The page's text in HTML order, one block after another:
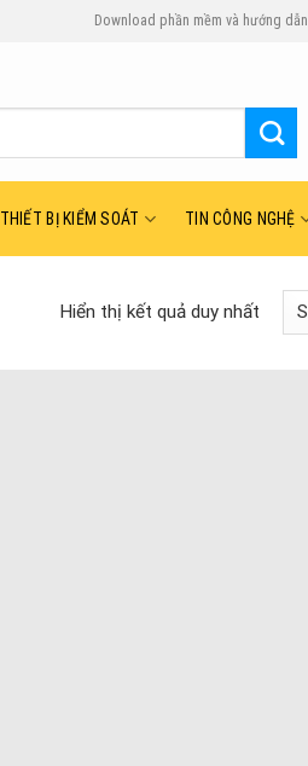
Download phần mềm và hướng dẫn
THIẾT BỊ KIỂM SOÁT TIN CÔNG NGHỆ
Hiển thị kết quả duy nhất